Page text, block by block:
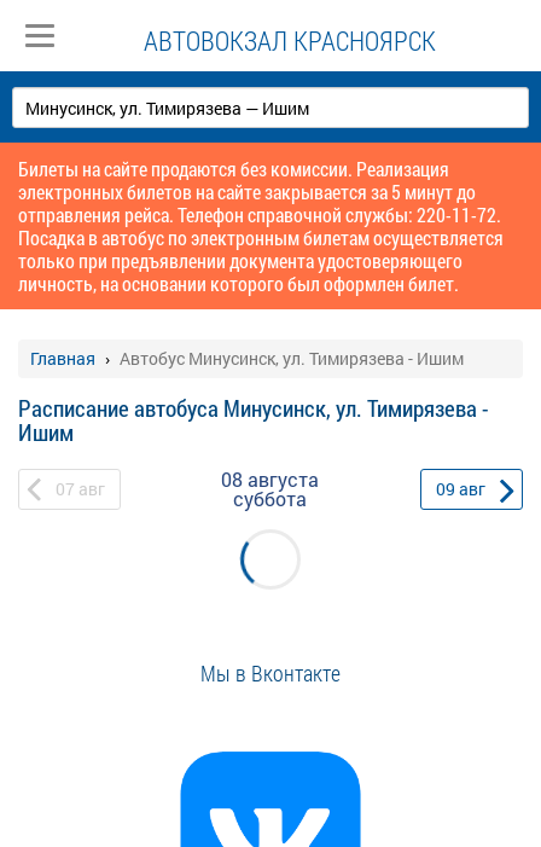
АВТОВОКЗАЛ КРАСНОЯРСК
Билеты на сайте продаются без комиссии. Реализация
электронных билетов на сайте закрывается за 5 минут до
отправления рейса. Телефон справочной службы: 220-11-72.
Посадка в автобус по электронным билетам осуществляется
только при предъявлении документа удостоверяющего
личность, на основании которого был оформлен билет.
Главная Автобус Минусинск, ул. Тимирязева - Ишим
Расписание автобуса Минусинск, ул. Тимирязева -
Ишим
07 авг 08 августа
суббота 09 авг
Мы в Вконтакте